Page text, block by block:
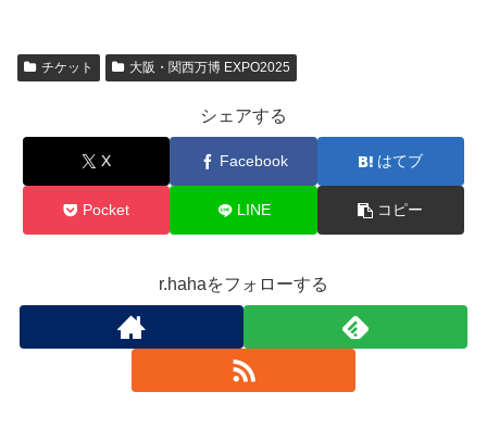
チケット 大阪・関西万博 EXPO2025
シェアする
X Facebook はてブ
Pocket LINE コピー
r.hahaをフォローする